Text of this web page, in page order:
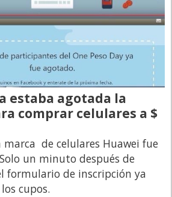
estaba agotada la
comprar celulares a $
marca de celulares Huawei fue
un minuto después de
formulario de inscripción ya
cupos.